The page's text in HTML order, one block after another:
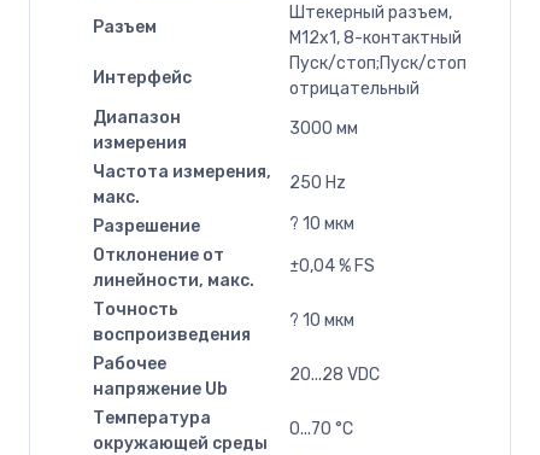
Разъем
Штекерный разъем,
M12x1, 8-контактный
Интерфейс
Пуск/стоп;Пуск/стоп
отрицательный
Диапазон
измерения
3000 мм
Частота измерения,
макс.
250 Hz
Разрешение
? 10 мкм
Отклонение от
линейности, макс.
±0,04 % FS
Точность
воспроизведения
? 10 мкм
Рабочее
напряжение Ub
20...28 VDC
Температура
окружающей среды
0...70 °C